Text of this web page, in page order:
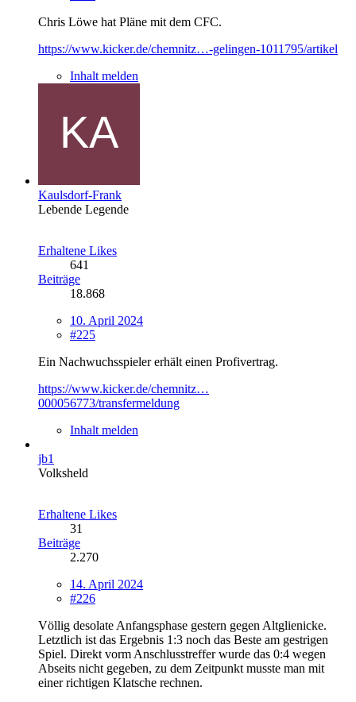
Chris Löwe hat Pläne mit dem CFC.
https://www.kicker.de/chemnitz…-gelingen-1011795/artikel
Inhalt melden
Kaulsdorf-Frank
Lebende Legende
Erhaltene Likes
641
Beiträge
18.868
10. April 2024
#225
Ein Nachwuchsspieler erhält einen Profivertrag.
https://www.kicker.de/chemnitz…
000056773/transfermeldung
Inhalt melden
jb1
Volksheld
Erhaltene Likes
31
Beiträge
2.270
14. April 2024
#226
Völlig desolate Anfangsphase gestern gegen Altglienicke.
Letztlich ist das Ergebnis 1:3 noch das Beste am gestrigen
Spiel. Direkt vorm Anschlusstreffer wurde das 0:4 wegen
Abseits nicht gegeben, zu dem Zeitpunkt musste man mit
einer richtigen Klatsche rechnen.